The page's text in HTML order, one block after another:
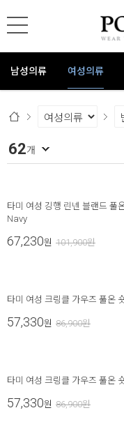
남성의류 여성의류
62개
타미 여성 깅행 린넨 블랜드 풀
Navy
67,230원 101,900원
타미 여성 크링클 가우즈 풀온
57,330원 86,900원
타미 여성 크링클 가우즈 풀온
57,330원 86,900원